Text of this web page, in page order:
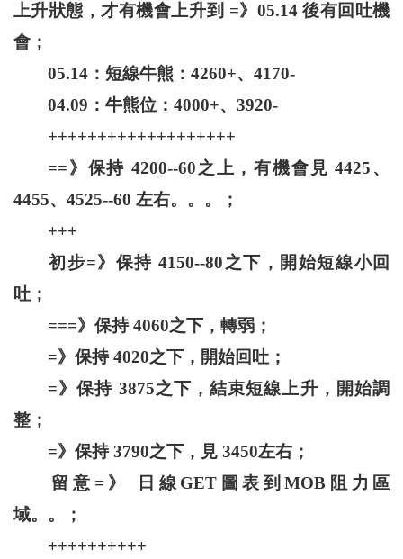
上升狀態，才有機會上升到 =》05.14 後有回吐機
會；
05.14：短線牛熊：4260+、4170-
04.09：牛熊位：4000+、3920-
+++++++++++++++++++
==》保持 4200--60之上，有機會見 4425、
4455、4525--60 左右。。。；
+++
初步=》保持 4150--80之下，開始短線小回
吐；
===》保持 4060之下，轉弱；
=》保持 4020之下，開始回吐；
=》保持 3875之下，結束短線上升，開始調
整；
=》保持 3790之下，見 3450左右；
留意=》 日線GET圖表到MOB阻力區
域。。；
++++++++++